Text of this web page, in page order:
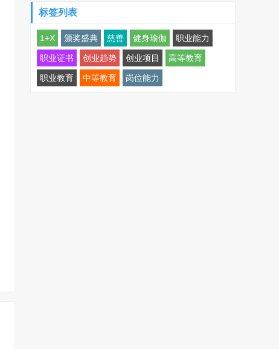
标签列表
1+X 颁奖盛典 慈善 健身瑜伽 职业能力
职业证书 创业趋势 创业项目 高等教育
职业教育 中等教育 岗位能力